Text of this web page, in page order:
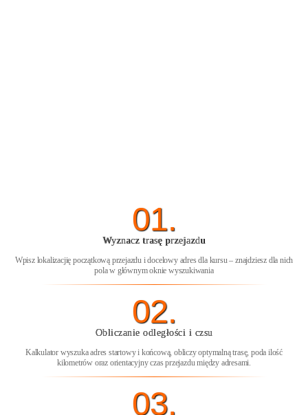
01.
Wyznacz trasę przejazdu
Wpisz lokalizacjię początkową przejazdu i docelowy adres dla kursu – znajdziesz dla nich
pola w głównym oknie wyszukiwania
02.
Obliczanie odległości i czsu
Kalkulator wyszuka adres startowy i końcową, obliczy optymalną trasę, poda ilość
kilometrów oraz orientacyjny czas przejazdu między adresami.
03.